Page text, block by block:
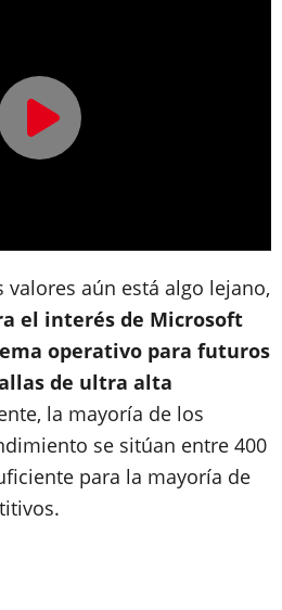
valores aún está algo lejano,
el interés de Microsoft
operativo para futuros
de ultra alta
la mayoría de los
se sitúan entre 400
para la mayoría de